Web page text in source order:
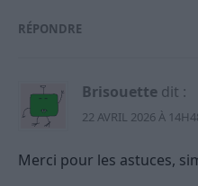
RÉPONDRE
Brisouette dit :
22 AVRIL 2026 À
Merci pour les astuces,